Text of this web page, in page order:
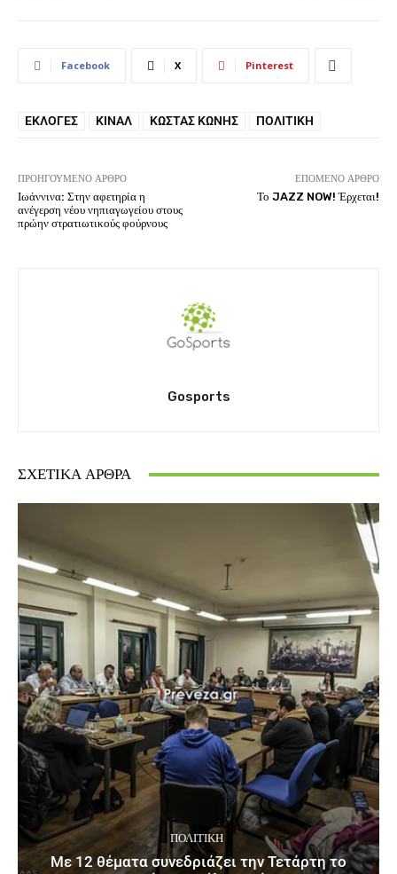
Facebook X Pinterest
ΕΚΛΟΓΈΣ ΚΙΝΑΛ ΚΏΣΤΑΣ ΚΩΝΉΣ ΠΟΛΙΤΙΚΉ
ΠΡΟΗΓΟΎΜΕΝΟ ΆΡΘΡΟ
Ιωάννινα: Στην αφετηρία η
ανέγερση νέου νηπιαγωγείου στους
πρώην στρατιωτικούς φούρνους
ΕΠΌΜΕΝΟ ΆΡΘΡΟ
Το JAZZ NOW! Έρχεται!
Gosports
ΣΧΕΤΙΚΆ ΆΡΘΡΑ
ΠΟΛΙΤΙΚΉ
Με 12 θέματα συνεδριάζει την Τετάρτη το